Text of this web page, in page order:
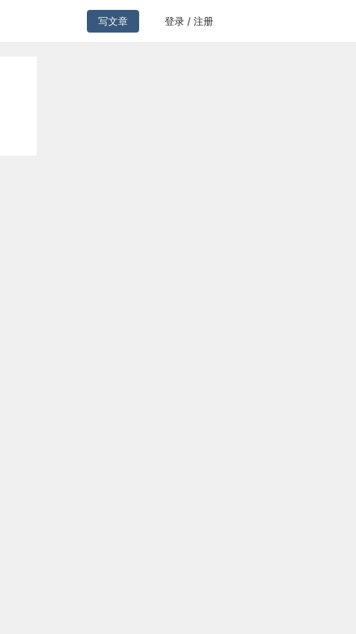
写文章 登录 / 注册